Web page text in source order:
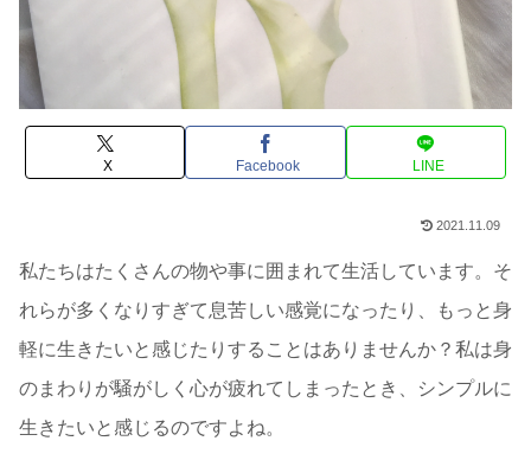
X Facebook LINE
2021.11.09
私たちはたくさんの物や事に囲まれて生活しています。そ
れらが多くなりすぎて息苦しい感覚になったり、もっと身
軽に生きたいと感じたりすることはありませんか？私は身
のまわりが騒がしく心が疲れてしまったとき、シンプルに
生きたいと感じるのですよね。